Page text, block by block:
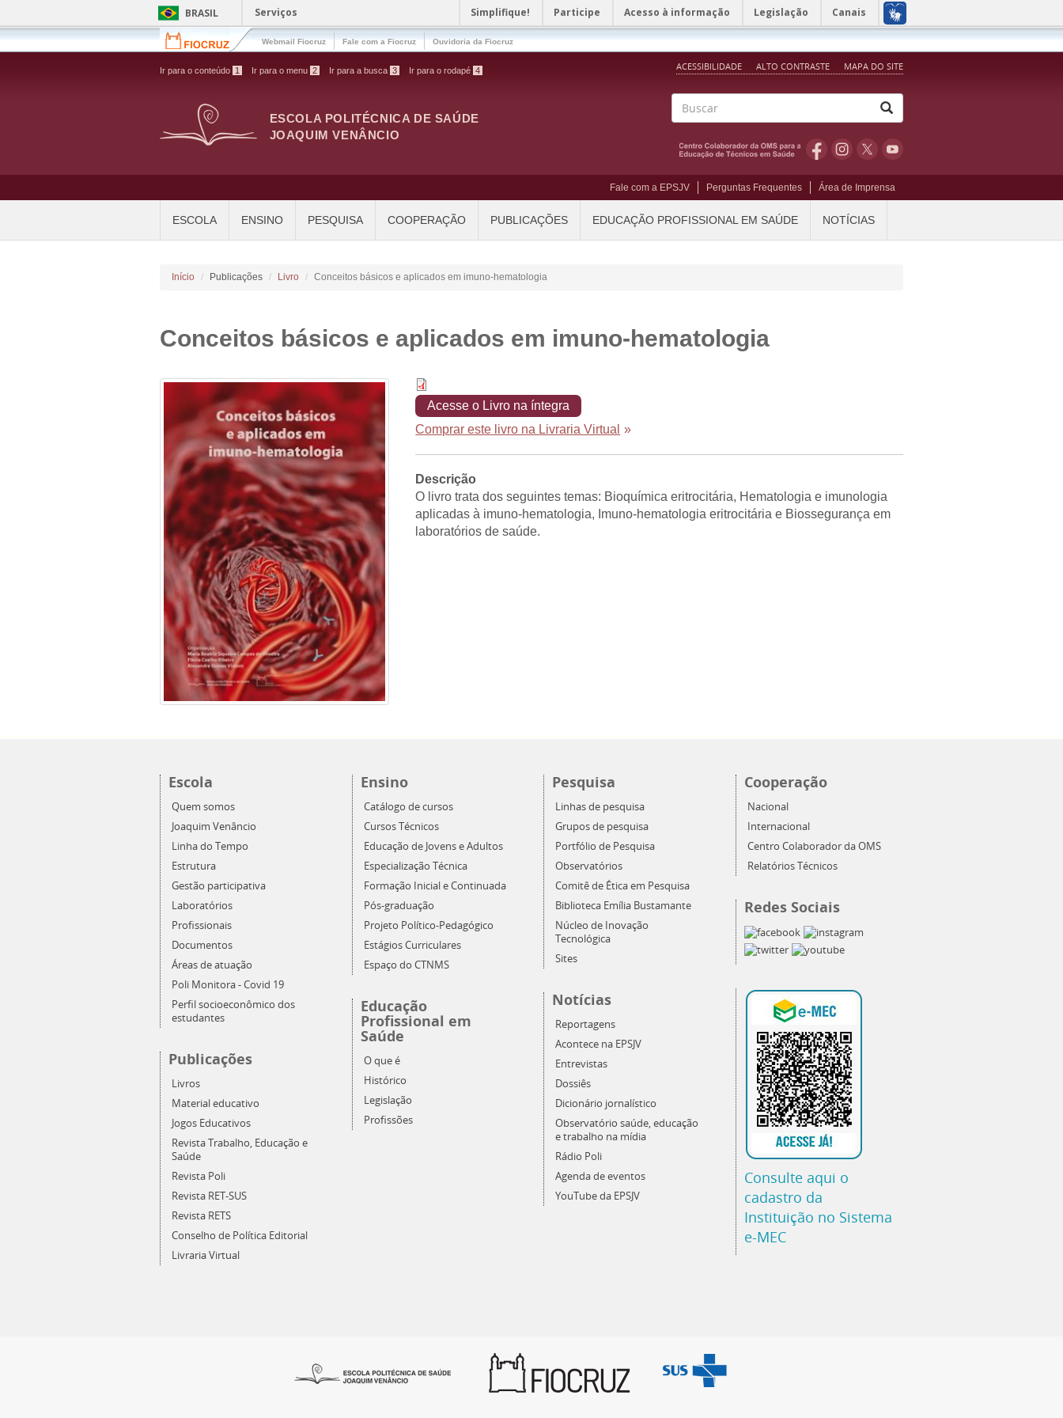
Pular para o conteúdo principal BRASIL Serviços Simplifique! Participe Acesso à informação Legislação Canais
Webmail Fiocruz Fale com a Fiocruz Ouvidoria da Fiocruz
Ir para o conteúdo 1 Ir para o menu 2 Ir para a busca 3 Ir para o rodapé 4 ACESSIBILIDADE ALTO CONTRASTE MAPA DO SITE
ESCOLA POLITÉCNICA DE SAÚDE
JOAQUIM VENÂNCIO
Fale com a EPSJV Perguntas Frequentes Área de Imprensa
ESCOLA ENSINO PESQUISA COOPERAÇÃO PUBLICAÇÕES EDUCAÇÃO PROFISSIONAL EM SAÚDE NOTÍCIAS
Início Publicações Livro Conceitos básicos e aplicados em imuno-hematologia
Conceitos básicos e aplicados em imuno-hematologia
Acesse o Livro na íntegra
Comprar este livro na Livraria Virtual
»
Descrição
O livro trata dos seguintes temas: Bioquímica eritrocitária, Hematologia e imunologia
aplicadas à imuno-hematologia, Imuno-hematologia eritrocitária e Biossegurança em
laboratórios de saúde.
Escola
Quem somos
Joaquim Venâncio
Linha do Tempo
Estrutura
Gestão participativa
Laboratórios
Profissionais
Documentos
Áreas de atuação
Poli Monitora - Covid 19
Perfil socioeconômico dos
estudantes
Publicações
Livros
Material educativo
Jogos Educativos
Revista Trabalho, Educação e
Saúde
Revista Poli
Revista RET-SUS
Revista RETS
Conselho de Política Editorial
Livraria Virtual
Ensino
Catálogo de cursos
Cursos Técnicos
Educação de Jovens e Adultos
Especialização Técnica
Formação Inicial e Continuada
Pós-graduação
Projeto Político-Pedagógico
Estágios Curriculares
Espaço do CTNMS
Educação
Profissional em
Saúde
O que é
Histórico
Legislação
Profissões
Pesquisa
Linhas de pesquisa
Grupos de pesquisa
Portfólio de Pesquisa
Observatórios
Comitê de Ética em Pesquisa
Biblioteca Emília Bustamante
Núcleo de Inovação
Tecnológica
Sites
Notícias
Reportagens
Acontece na EPSJV
Entrevistas
Dossiês
Dicionário jornalístico
Observatório saúde, educação
e trabalho na mídia
Rádio Poli
Agenda de eventos
YouTube da EPSJV
Cooperação
Nacional
Internacional
Centro Colaborador da OMS
Relatórios Técnicos
Redes Sociais
Consulte aqui o
cadastro da
Instituição no Sistema
e-MEC